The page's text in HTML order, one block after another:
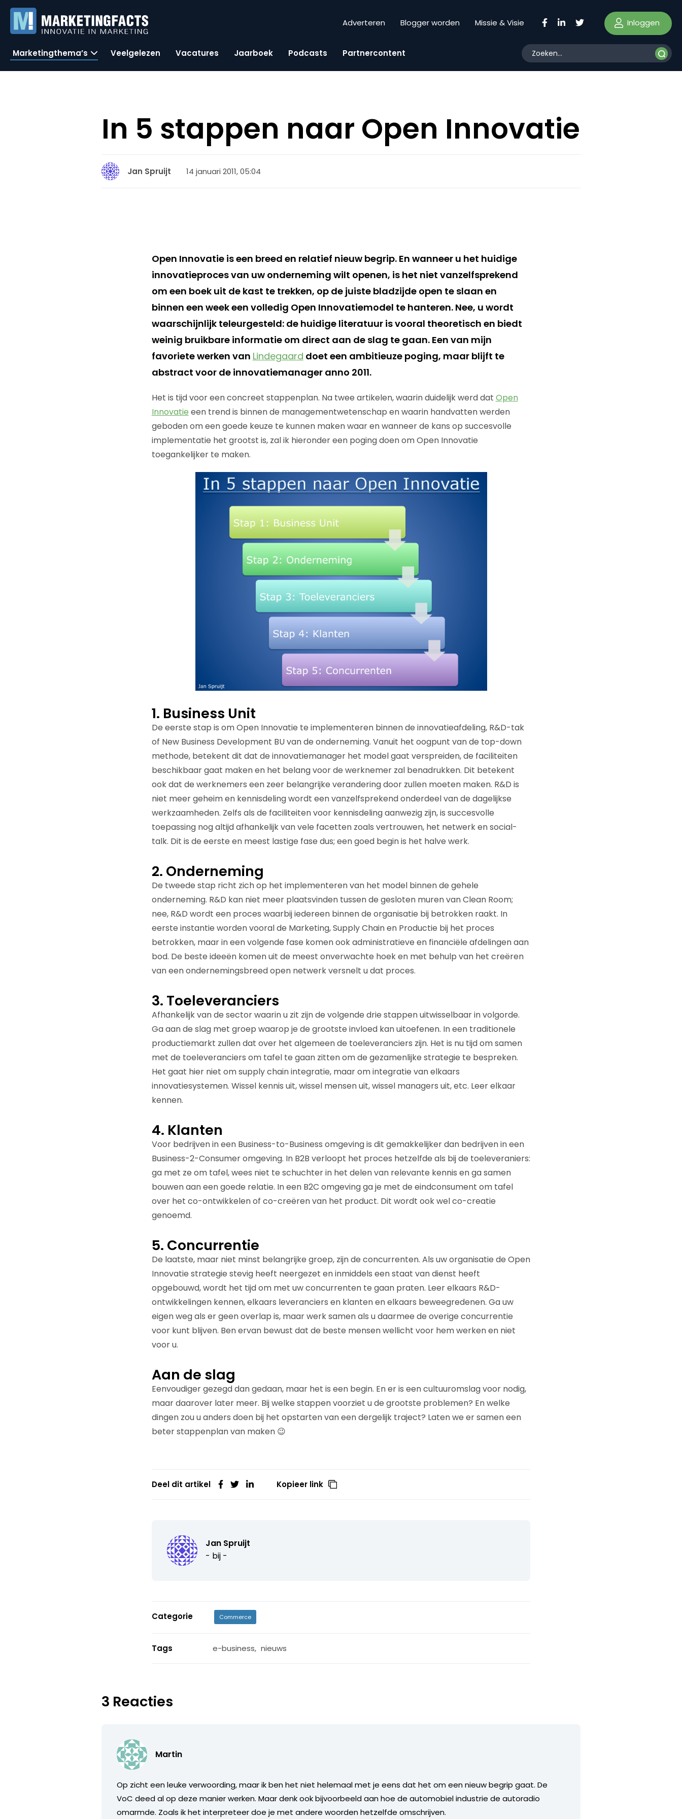
Adverteren Blogger worden Missie & Visie Inloggen
Marketingthema’s Veelgelezen Vacatures Jaarboek Podcasts Partnercontent
In 5 stappen naar Open Innovatie
Jan Spruijt 14 januari 2011, 05:04
Open Innovatie is een breed en relatief nieuw begrip. En wanneer u het huidige
innovatieproces van uw onderneming wilt openen, is het niet vanzelfsprekend
om een boek uit de kast te trekken, op de juiste bladzijde open te slaan en
binnen een week een volledig Open Innovatiemodel te hanteren. Nee, u wordt
waarschijnlijk teleurgesteld: de huidige literatuur is vooral theoretisch en biedt
weinig bruikbare informatie om direct aan de slag te gaan. Een van mijn
favoriete werken van Lindegaard doet een ambitieuze poging, maar blijft te
abstract voor de innovatiemanager anno 2011.
Het is tijd voor een concreet stappenplan. Na twee artikelen, waarin duidelijk werd dat Open
Innovatie een trend is binnen de managementwetenschap en waarin handvatten werden
geboden om een goede keuze te kunnen maken waar en wanneer de kans op succesvolle
implementatie het grootst is, zal ik hieronder een poging doen om Open Innovatie
toegankelijker te maken.
1. Business Unit
De eerste stap is om Open Innovatie te implementeren binnen de innovatieafdeling, R&D-tak
of New Business Development BU van de onderneming. Vanuit het oogpunt van de top-down
methode, betekent dit dat de innovatiemanager het model gaat verspreiden, de faciliteiten
beschikbaar gaat maken en het belang voor de werknemer zal benadrukken. Dit betekent
ook dat de werknemers een zeer belangrijke verandering door zullen moeten maken. R&D is
niet meer geheim en kennisdeling wordt een vanzelfsprekend onderdeel van de dagelijkse
werkzaamheden. Zelfs als de faciliteiten voor kennisdeling aanwezig zijn, is succesvolle
toepassing nog altijd afhankelijk van vele facetten zoals vertrouwen, het netwerk en social-
talk. Dit is de eerste en meest lastige fase dus; een goed begin is het halve werk.
2. Onderneming
De tweede stap richt zich op het implementeren van het model binnen de gehele
onderneming. R&D kan niet meer plaatsvinden tussen de gesloten muren van Clean Room;
nee, R&D wordt een proces waarbij iedereen binnen de organisatie bij betrokken raakt. In
eerste instantie worden vooral de Marketing, Supply Chain en Productie bij het proces
betrokken, maar in een volgende fase komen ook administratieve en financiële afdelingen aan
bod. De beste ideeën komen uit de meest onverwachte hoek en met behulp van het creëren
van een ondernemingsbreed open netwerk versnelt u dat proces.
3. Toeleveranciers
Afhankelijk van de sector waarin u zit zijn de volgende drie stappen uitwisselbaar in volgorde.
Ga aan de slag met groep waarop je de grootste invloed kan uitoefenen. In een traditionele
productiemarkt zullen dat over het algemeen de toeleveranciers zijn. Het is nu tijd om samen
met de toeleveranciers om tafel te gaan zitten om de gezamenlijke strategie te bespreken.
Het gaat hier niet om supply chain integratie, maar om integratie van elkaars
innovatiesystemen. Wissel kennis uit, wissel mensen uit, wissel managers uit, etc. Leer elkaar
kennen.
4. Klanten
Voor bedrijven in een Business-to-Business omgeving is dit gemakkelijker dan bedrijven in een
Business-2-Consumer omgeving. In B2B verloopt het proces hetzelfde als bij de toeleveraniers:
ga met ze om tafel, wees niet te schuchter in het delen van relevante kennis en ga samen
bouwen aan een goede relatie. In een B2C omgeving ga je met de eindconsument om tafel
over het co-ontwikkelen of co-creëren van het product. Dit wordt ook wel co-creatie
genoemd.
5. Concurrentie
De laatste, maar niet minst belangrijke groep, zijn de concurrenten. Als uw organisatie de Open
Innovatie strategie stevig heeft neergezet en inmiddels een staat van dienst heeft
opgebouwd, wordt het tijd om met uw concurrenten te gaan praten. Leer elkaars R&D-
ontwikkelingen kennen, elkaars leveranciers en klanten en elkaars beweegredenen. Ga uw
eigen weg als er geen overlap is, maar werk samen als u daarmee de overige concurrentie
voor kunt blijven. Ben ervan bewust dat de beste mensen wellicht voor hem werken en niet
voor u.
Aan de slag
Eenvoudiger gezegd dan gedaan, maar het is een begin. En er is een cultuuromslag voor nodig,
maar daarover later meer. Bij welke stappen voorziet u de grootste problemen? En welke
dingen zou u anders doen bij het opstarten van een dergelijk traject? Laten we er samen een
beter stappenplan van maken 😉
Deel dit artikel Kopieer link
Jan Spruijt
- bij -
Categorie Commerce
Tags e-business, nieuws
3 Reacties
Martin
Op zicht een leuke verwoording, maar ik ben het niet helemaal met je eens dat het om een nieuw begrip gaat. De
VoC deed al op deze manier werken. Maar denk ook bijvoorbeeld aan hoe de automobiel industrie de autoradio
omarmde. Zoals ik het interpreteer doe je met andere woorden hetzelfde omschrijven.